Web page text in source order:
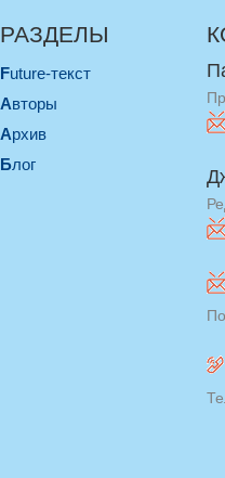
РАЗДЕЛЫ
Future-текст
Авторы
Архив
Блог